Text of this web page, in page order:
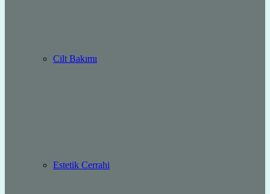
Cilt Bakımı
Estetik Cerrahi